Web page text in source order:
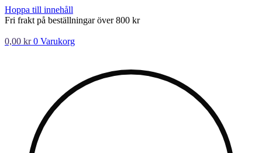
Hoppa till innehåll
Fri frakt på beställningar över 800 kr
0,00 kr 0 Varukorg